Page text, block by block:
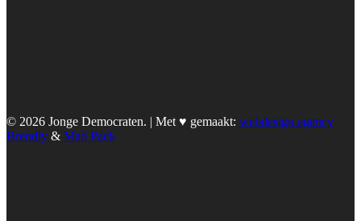
© 2026 Jonge Democraten. | Met ♥︎ gemaakt: webdesign agency
Brendly & Mad Pack